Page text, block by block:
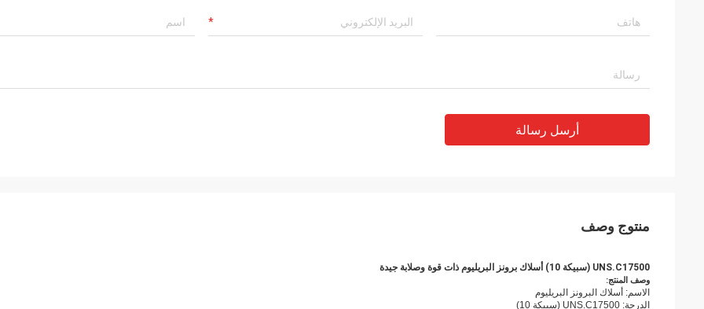
أرسل رسالة
منتوج وصف
UNS.C17500 (سبيكة 10) أسلاك برونز البريليوم ذات قوة وصلابة جيدة
وصف المنتج:
الاسم: أسلاك البرونز البريليوم
الدرجة: UNS.C17500 (سبيكة 10)